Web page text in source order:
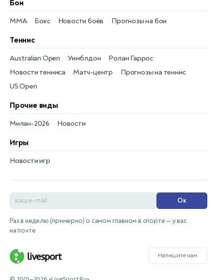
Бои
Новости боёв
MMA Прогнозы на бои
Бокс
Теннис
Новости тенниса
Australian Open
Матч-центр
Уимблдон
Прогнозы на теннис
Ролан Гаррос
US Open
Прочие виды
Новости
Милан-2026
Игры
Новости игр
Ок
Раз в неделю (примерно) о самом главном в спорте — у вас
на почте
Напишите нам